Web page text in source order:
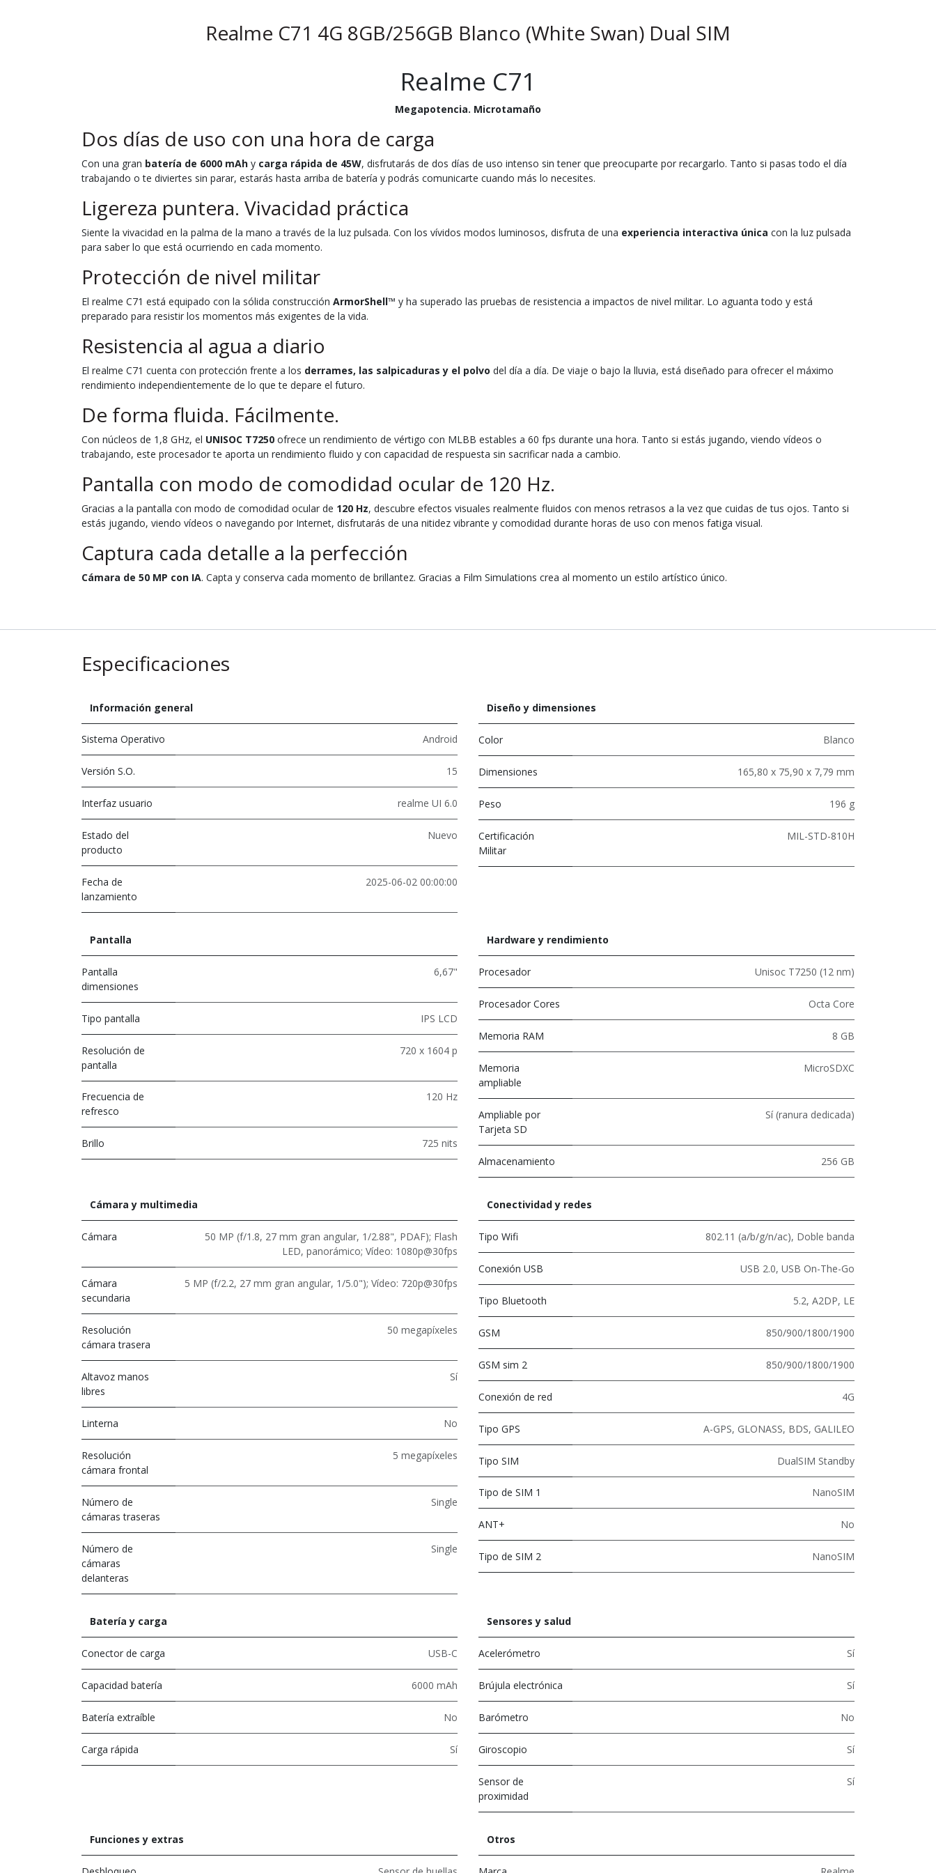
Realme C71 4G 8GB/256GB Blanco (White Swan) Dual SIM
Realme C71
Megapotencia. Microtamaño
Dos días de uso con una hora de carga
Con una gran batería de 6000 mAh y carga rápida de 45W, disfrutarás de dos días de uso intenso sin tener que preocuparte por recargarlo. Tanto si pasas todo el día
trabajando o te diviertes sin parar, estarás hasta arriba de batería y podrás comunicarte cuando más lo necesites.
Ligereza puntera. Vivacidad práctica
Siente la vivacidad en la palma de la mano a través de la luz pulsada. Con los vívidos modos luminosos, disfruta de una experiencia interactiva única con la luz pulsada
para saber lo que está ocurriendo en cada momento.
Protección de nivel militar
El realme C71 está equipado con la sólida construcción ArmorShell™ y ha superado las pruebas de resistencia a impactos de nivel militar. Lo aguanta todo y está
preparado para resistir los momentos más exigentes de la vida.
Resistencia al agua a diario
El realme C71 cuenta con protección frente a los derrames, las salpicaduras y el polvo del día a día. De viaje o bajo la lluvia, está diseñado para ofrecer el máximo
rendimiento independientemente de lo que te depare el futuro.
De forma fluida. Fácilmente.
Con núcleos de 1,8 GHz, el UNISOC T7250 ofrece un rendimiento de vértigo con MLBB estables a 60 fps durante una hora. Tanto si estás jugando, viendo vídeos o
trabajando, este procesador te aporta un rendimiento fluido y con capacidad de respuesta sin sacrificar nada a cambio.
Pantalla con modo de comodidad ocular de 120 Hz.
Gracias a la pantalla con modo de comodidad ocular de 120 Hz, descubre efectos visuales realmente fluidos con menos retrasos a la vez que cuidas de tus ojos. Tanto si
estás jugando, viendo vídeos o navegando por Internet, disfrutarás de una nitidez vibrante y comodidad durante horas de uso con menos fatiga visual.
Captura cada detalle a la perfección
Cámara de 50 MP con IA. Capta y conserva cada momento de brillantez. Gracias a Film Simulations crea al momento un estilo artístico único.
Especificaciones
Información general
Sistema Operativo Android
Versión S.O. 15
Interfaz usuario realme UI 6.0
Estado del
producto
Nuevo
Fecha de
lanzamiento
2025-06-02 00:00:00
Diseño y dimensiones
Color Blanco
Dimensiones 165,80 x 75,90 x 7,79 mm
Peso 196 g
Certificación
Militar
MIL-STD-810H
Pantalla
Pantalla
dimensiones
6,67"
Tipo pantalla IPS LCD
Resolución de
pantalla
720 x 1604 p
Frecuencia de
refresco
120 Hz
Brillo 725 nits
Hardware y rendimiento
Procesador Unisoc T7250 (12 nm)
Procesador Cores Octa Core
Memoria RAM 8 GB
Memoria
ampliable
MicroSDXC
Ampliable por
Tarjeta SD
Sí (ranura dedicada)
Almacenamiento 256 GB
Cámara y multimedia
Cámara
50 MP (f/1.8, 27 mm gran angular, 1/2.88", PDAF); Flash
LED, panorámico; Vídeo: 1080p@30fps
Cámara
secundaria
5 MP (f/2.2, 27 mm gran angular, 1/5.0"); Vídeo: 720p@30fps
Resolución
cámara trasera
50 megapíxeles
Altavoz manos
libres
Sí
Linterna No
Resolución
cámara frontal
5 megapíxeles
Número de
cámaras traseras
Single
Número de
cámaras
delanteras
Single
Conectividad y redes
Tipo Wifi 802.11 (a/b/g/n/ac), Doble banda
Conexión USB USB 2.0, USB On-The-Go
Tipo Bluetooth 5.2, A2DP, LE
GSM 850/900/1800/1900
GSM sim 2 850/900/1800/1900
Conexión de red 4G
Tipo GPS A-GPS, GLONASS, BDS, GALILEO
Tipo SIM DualSIM Standby
Tipo de SIM 1 NanoSIM
ANT+ No
Tipo de SIM 2 NanoSIM
Batería y carga
Conector de carga USB-C
Capacidad batería 6000 mAh
Batería extraíble No
Carga rápida Sí
Sensores y salud
Acelerómetro Sí
Brújula electrónica Sí
Barómetro No
Giroscopio Sí
Sensor de
proximidad
Sí
Funciones y extras Otros